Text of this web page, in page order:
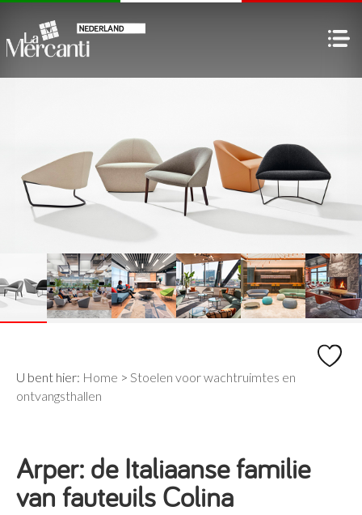
U bent hier: Home > Stoelen voor wachtruimtes en
ontvangsthallen
Arper: de Italiaanse familie
van fauteuils Colina